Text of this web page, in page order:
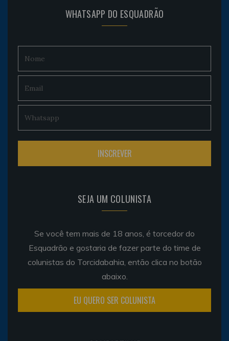
WHATSAPP DO ESQUADRÃO
SEJA UM COLUNISTA
Se você tem mais de 18 anos, é torcedor do
Esquadrão e gostaria de fazer parte do time de
colunistas do Torcidabahia, então clica no botão
abaixo.
EU QUERO SER COLUNISTA